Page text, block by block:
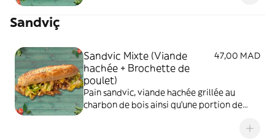
Sandviç
Sandvic Mixte (Viande
hachée + Brochette de
poulet)
47,00 MAD
Pain sandvic, viande hachée grillée au
charbon de bois ainsi qu'une portion de
poivron grillé, béchamel, gratiné à l'edam,